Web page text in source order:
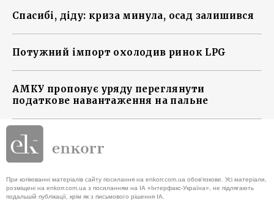
Спасибі, діду: криза минула, осад залишився
Потужний імпорт охолодив ринок LPG
АМКУ пропонує уряду переглянути
податкове навантаження на пальне
При копіюванні матеріалів сайту посилання на enkorr.com.ua обов'язкове. Усі матеріали,
розміщені на enkorr.com.ua з посиланням на ІА «Інтерфакс-Україна», не підлягають
подальшій публікації, крім як з письмового рішення ІА.